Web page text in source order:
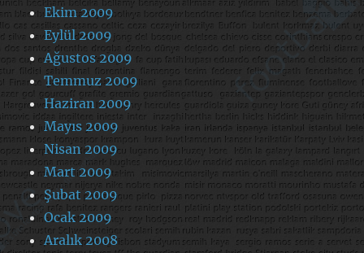
Ekim 2009
Eylül 2009
Ağustos 2009
Temmuz 2009
Haziran 2009
Mayıs 2009
Nisan 2009
Mart 2009
Şubat 2009
Ocak 2009
Aralık 2008